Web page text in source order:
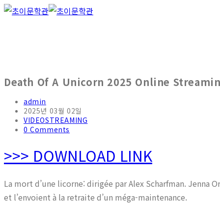
Skip
Death Of A Unicorn 2025 Online
Post
author:
admin
Post
published:
2025년 03월 02일
Post
category:
VIDEOSTREAMING
Post
0 Comments
>>> DOWNLOAD LINK
La mort d’une licorne: dirigée par Alex Scharfman.
et l’envoient à la retraite d’un méga-maintenance.